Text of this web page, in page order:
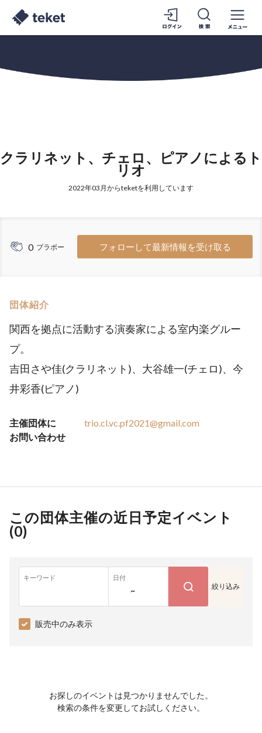
クラリネット、チェロ、ピアノによるト
リオ
2022年03月からteketを利用しています
0 ブラボー フォローして最新情報を受け取る
団体紹介
関西を拠点に活動する演奏家による室内楽グルー
プ。
吉田さや佳(クラリネット)、大谷雄一(チェロ)、今
井彩香(ピアノ)
主催団体に
お問い合わせ
trio.cl.vc.pf2021@gmail.com
この団体主催の近日予定イベント
(0)
キーワード 日付
~ 絞り込み
販売中のみ表示
お探しのイベントは見つかりませんでした。
検索の条件を変更してお試しください。